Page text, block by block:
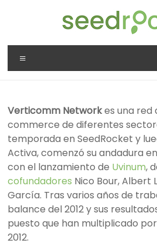
SeedRocket
La
que
nació
en
España
para
startups
TIC
en
fase
inicial
Verticomm Networkes una red
commerce de diferentes
temporada en SeedRocket y
Activa, comenzó su andadura
con el lanzamiento de Uvinum,
cofundadores Nico Bour, Albert
García. Tras varios años de
balance del 2012 y sus
puesto que han multiplicado
2012.